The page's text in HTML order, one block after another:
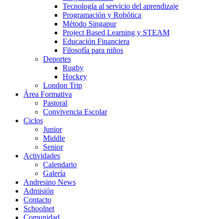
Tecnología al servicio del aprendizaje
Programación y Robótica
Método Singapur
Project Based Learning y STEAM
Educación Financiera
Filosofía para niños
Deportes
Rugby
Hockey
London Trip
Área Formativa
Pastoral
Convivencia Escolar
Ciclos
Junior
Middle
Senior
Actividades
Calendario
Galería
Andresino News
Admisión
Contacto
Schoolnet
Comunidad